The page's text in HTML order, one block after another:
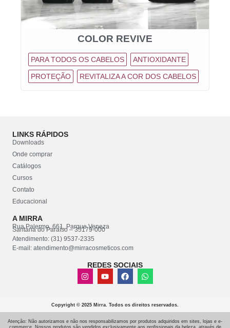
COLOR REVIVE
PARA TODOS OS CABELOS ANTIOXIDANTE
PROTEÇÃO REVITALIZA A COR DOS CABELOS
LINKS RÁPIDOS
Downloads
Onde comprar
Catálogos
Cursos
Contato
Educacional
A MIRRA
Rua Palermo, 661, Parque Veneza
Santana do Paraíso – 35179-000
Atendimento: (31) 9537-2335
E-mail: atendimento@mirracosmeticos.com
REDES SOCIAIS
Copyright © 2025 Mirra. Todos os direitos reservados.
Atenção: Não autorizamos e não nos responsabilizamos por produtos adquiridos em sites, lojas e e-